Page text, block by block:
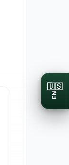
🇺🇸
EN